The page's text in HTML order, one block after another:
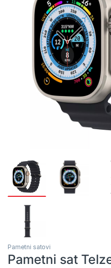
Pametni satovi
Pametni sat